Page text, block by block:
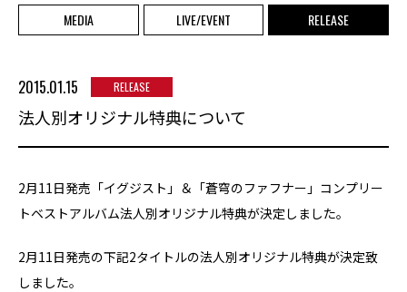
MEDIA
LIVE/EVENT RELEASE
2015.01.15 RELEASE
法人別オリジナル特典について
2月11日発売「イグジスト」＆「蒼穹のファフナー」コンプリー
トベストアルバム法人別オリジナル特典が決定しました。
2月11日発売の下記2タイトルの法人別オリジナル特典が決定致
しました。